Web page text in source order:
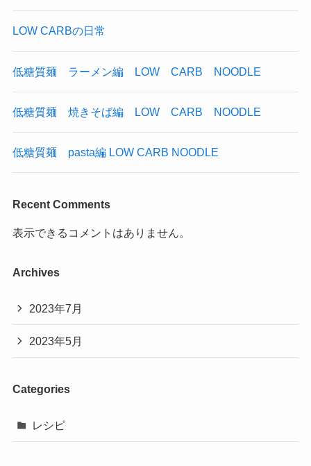
LOW CARBの日常
低糖質麺 ラーメン編 LOW CARB NOODLE
低糖質麺 焼きそば編 LOW CARB NOODLE
低糖質麺 pasta編 LOW CARB NOODLE
Recent Comments
表示できるコメントはありません。
Archives
2023年7月
2023年5月
Categories
レシピ